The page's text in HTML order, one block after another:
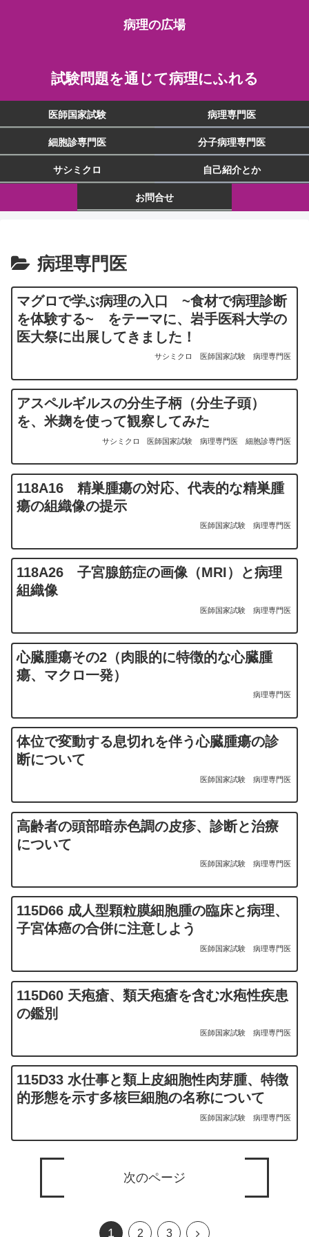
病理の広場
試験問題を通じて病理にふれる
医師国家試験 病理専門医
細胞診専門医 分子病理専門医
サシミクロ 自己紹介とか
お問合せ
病理専門医
マグロで学ぶ病理の入口 ~食材で病理診断
を体験する~ をテーマに、岩手医科大学の
医大祭に出展してきました！
サシミクロ 医師国家試験 病理専門医
アスペルギルスの分生子柄（分生子頭）
を、米麹を使って観察してみた
サシミクロ 医師国家試験 病理専門医 細胞診専門医
118A16 精巣腫瘍の対応、代表的な精巣腫
瘍の組織像の提示
医師国家試験 病理専門医
118A26 子宮腺筋症の画像（MRI）と病理
組織像
医師国家試験 病理専門医
心臓腫瘍その2（肉眼的に特徴的な心臓腫
瘍、マクロ一発）
病理専門医
体位で変動する息切れを伴う心臓腫瘍の診
断について
医師国家試験 病理専門医
高齢者の頭部暗赤色調の皮疹、診断と治療
について
医師国家試験 病理専門医
115D66 成人型顆粒膜細胞腫の臨床と病理、
子宮体癌の合併に注意しよう
医師国家試験 病理専門医
115D60 天疱瘡、類天疱瘡を含む水疱性疾患
の鑑別
医師国家試験 病理専門医
115D33 水仕事と類上皮細胞性肉芽腫、特徴
的形態を示す多核巨細胞の名称について
医師国家試験 病理専門医
次のページ
1 2 3 次